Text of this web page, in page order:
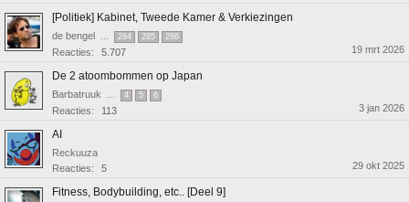
[Politiek] Kabinet, Tweede Kamer & Verkiezingen
de bengel ... 284 285 286
Reacties: 5.707 19 mrt 2026
De 2 atoombommen op Japan
Barbatruuk ... 4 5 6
Reacties: 113 3 jan 2026
AI
Reckuuza
Reacties:
5 29 okt 2025
Fitness, Bodybuilding, etc.. [Deel 9]